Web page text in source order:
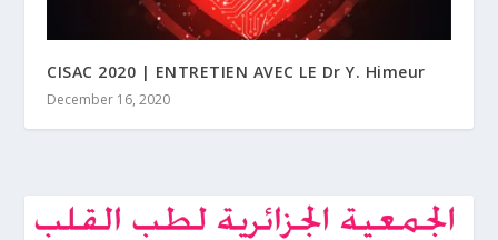
CISAC 2020 | ENTRETIEN AVEC LE Dr Y. Himeur
December 16, 2020